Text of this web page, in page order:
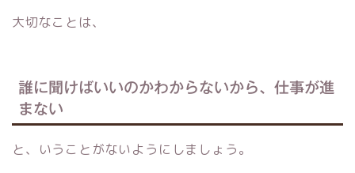
大切なことは、
誰に聞けばいいのかわからないから、仕事が進
まない
と、いうことがないようにしましょう。